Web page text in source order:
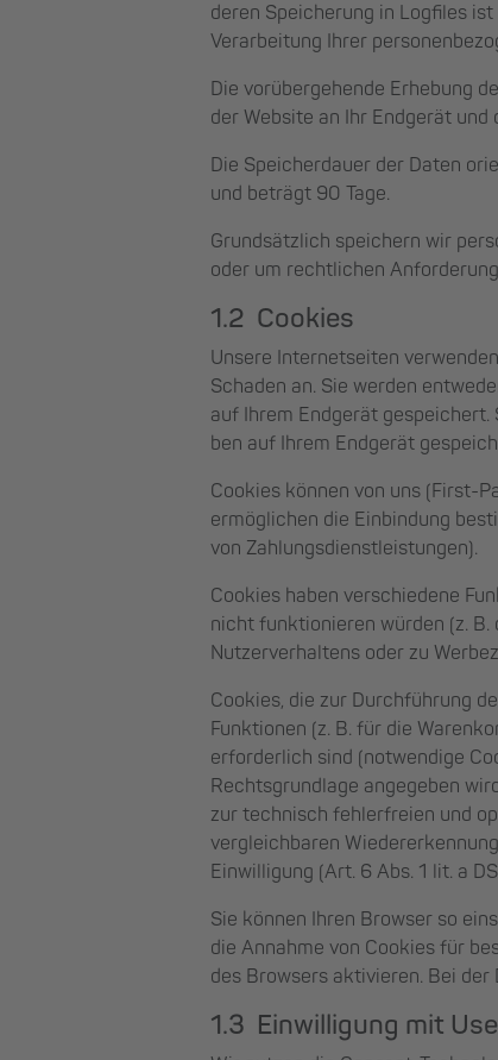
deren Speicherung in Logfiles
Verarbeitung Ihrer
Die vorübergehende Erhebung
der Website an Ihr Endgerät
Die Speicherdauer der Daten
und beträgt 90 Tage.
Grundsätzlich speichern wir
oder um rechtlichen
1.2 Cookies
Unsere Internetseiten
Schaden an. Sie werden
auf Ihrem Endgerät
ben auf Ihrem Endgerät
Cookies können von uns (First-
ermöglichen die Einbindung
von Zahlungsdienstleistungen).
Cookies haben verschiedene
nicht funktionieren würden (z.
Nutzerverhaltens oder zu
Cookies, die zur Durchführung
Funktionen (z. B. für die
erforderlich sind (notwendige
Rechtsgrundlage angegeben
zur technisch fehlerfreien und
vergleichbaren
Einwilligung (Art. 6 Abs. 1 lit. a
Sie können Ihren Browser so
die Annahme von Cookies für
des Browsers aktivieren. Bei
1.3 Einwilligung mit